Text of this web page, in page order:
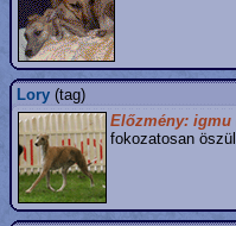
Lory (tag)
Előzmény: igmu
fokozatosan